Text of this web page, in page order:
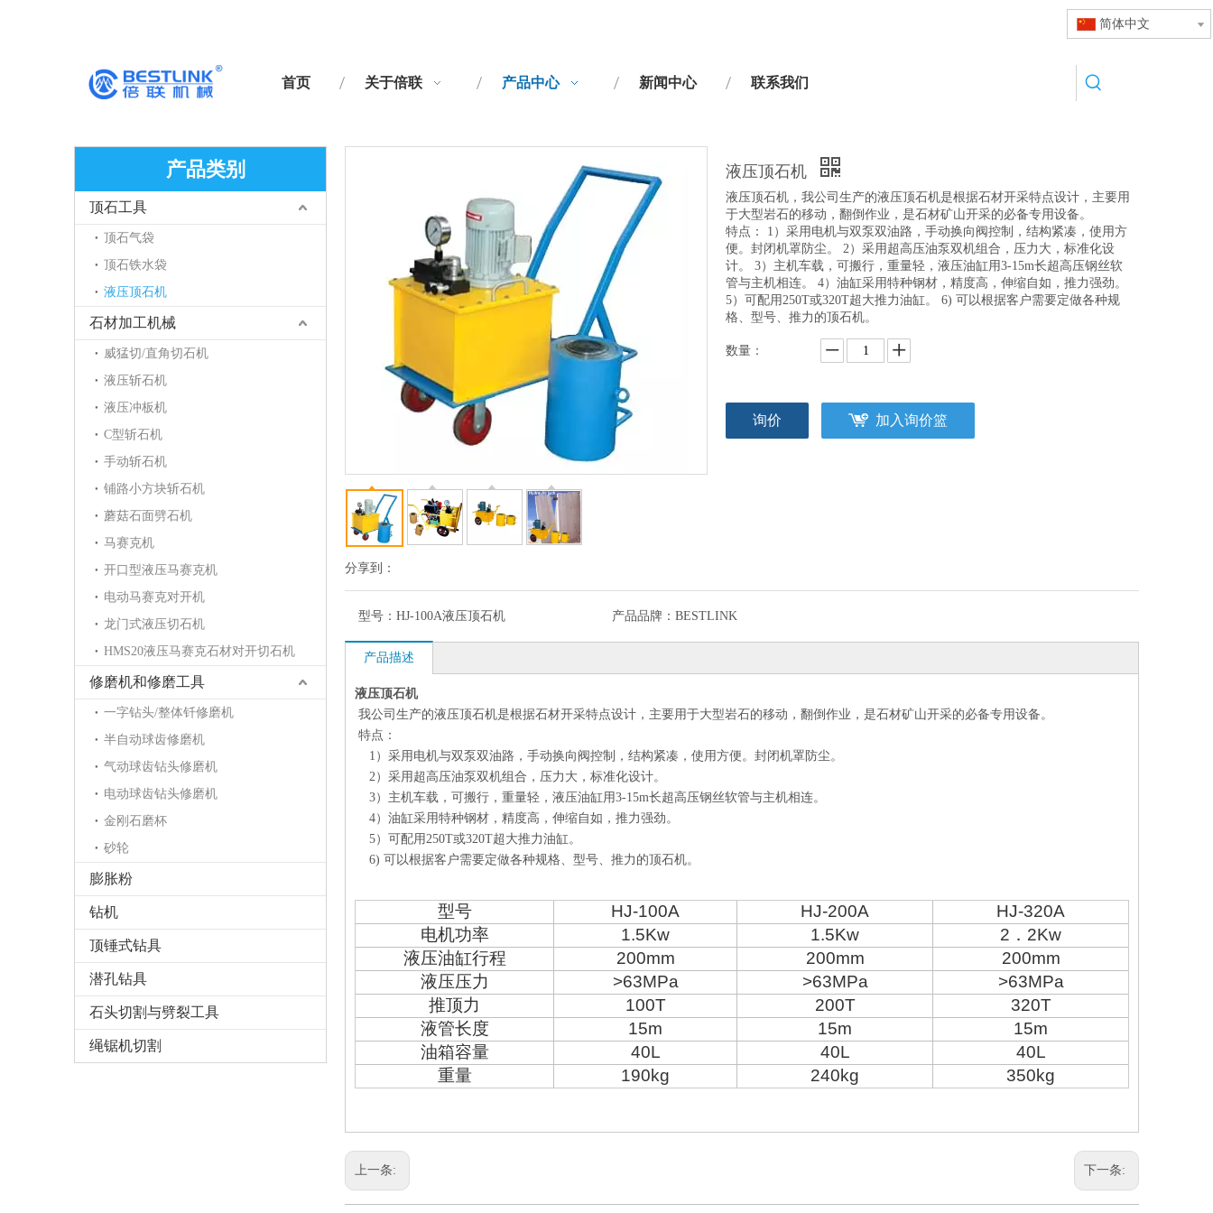
简体中文
首页 关于倍联 产品中心 新闻中心 联系我们
产品类别
顶石工具
顶石气袋
顶石铁水袋
液压顶石机
石材加工机械
威猛切/直角切石机
液压斩石机
液压冲板机
C型斩石机
手动斩石机
铺路小方块斩石机
蘑菇石面劈石机
马赛克机
开口型液压马赛克机
电动马赛克对开机
龙门式液压切石机
HMS20液压马赛克石材对开切石机
修磨机和修磨工具
一字钻头/整体钎修磨机
半自动球齿修磨机
气动球齿钻头修磨机
电动球齿钻头修磨机
金刚石磨杯
砂轮
膨胀粉
钻机
顶锤式钻具
潜孔钻具
石头切割与劈裂工具
绳锯机切割
分享到：
液压顶石机
液压顶石机，我公司生产的液压顶石机是根据石材开采特点设计，主要用
于大型岩石的移动，翻倒作业，是石材矿山开采的必备专用设备。
特点： 1）采用电机与双泵双油路，手动换向阀控制，结构紧凑，使用方
便。封闭机罩防尘。 2）采用超高压油泵双机组合，压力大，标准化设
计。 3）主机车载，可搬行，重量轻，液压油缸用3-15m长超高压钢丝软
管与主机相连。 4）油缸采用特种钢材，精度高，伸缩自如，推力强劲。
5）可配用250T或320T超大推力油缸。 6) 可以根据客户需要定做各种规
格、型号、推力的顶石机。
数量：
询价 加入询价篮
型号： HJ-100A液压顶石机 产品品牌： BESTLINK
产品描述
液压顶石机
我公司生产的液压顶石机是根据石材开采特点设计，主要用于大型岩石的移动，翻倒作业，是石材矿山开采的必备专用设备。
特点：
1）采用电机与双泵双油路，手动换向阀控制，结构紧凑，使用方便。封闭机罩防尘。
2）采用超高压油泵双机组合，压力大，标准化设计。
3）主机车载，可搬行，重量轻，液压油缸用3-15m长超高压钢丝软管与主机相连。
4）油缸采用特种钢材，精度高，伸缩自如，推力强劲。
5）可配用250T或320T超大推力油缸。
6) 可以根据客户需要定做各种规格、型号、推力的顶石机。
型号 HJ-100A HJ-200A HJ-320A
电机功率
1.5Kw 1.5Kw 2 ． 2Kw
液压油缸行程
200mm 200mm
200mm
液压压力
>63MPa >63MPa
>63MPa
推顶力
100T 200T
320T
液管长度
15m 15m
15m
油箱容量
40L 40L
40L
重量
190kg 240kg 350kg
上一条: 下一条: